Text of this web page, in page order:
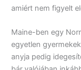
amiért nem figyelt
Maine-ben egy
egyetlen
anyja pedig